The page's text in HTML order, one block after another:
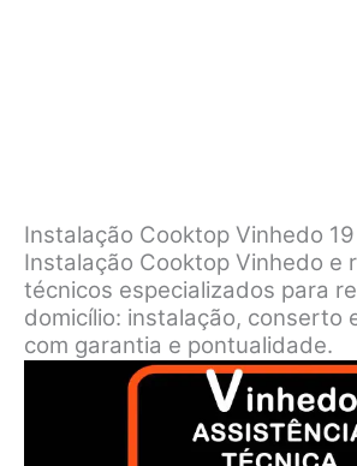
Instalação Cooktop Vinhedo
Instalação Cooktop Vinhedo e
técnicos especializados para
domicílio: instalação, conserto
com garantia e pontualidade.